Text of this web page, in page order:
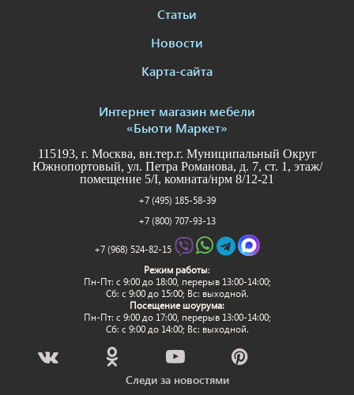
Статьи
Новости
Карта-сайта
Интернет магазин мебели
«Бьюти Маркет»
115193, г. Москва, вн.тер.г. Муниципальный Округ
Южнопортовый, ул. Петра Романова, д. 7, ст. 1, этаж/
помещение 5/I, комната/нрм 8/12-21
+7 (495) 185-58-39
+7 (800) 707-93-13
+7 (968) 524-82-15
Режим работы:
Пн-Пт: c 9:00 до 18:00, перерыв 13:00-14:00;
Сб: с 9:00 до 15:00; Вс: выходной.
Посещение шоурума:
Пн-Пт: c 9:00 до 17:00, перерыв 13:00-14:00;
Сб: с 9:00 до 14:00; Вс: выходной.
Следи за новостями